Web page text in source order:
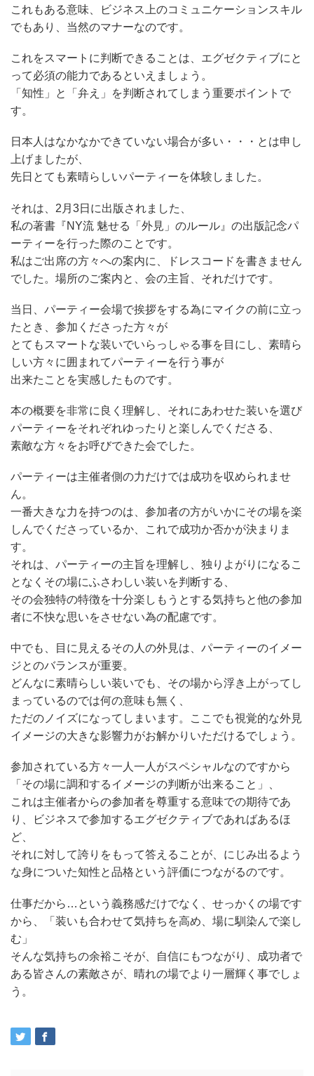
これもある意味、ビジネス上のコミュニケーションスキル
でもあり、当然のマナーなのです。
これをスマートに判断できることは、エグゼクティブにと
って必須の能力であるといえましょう。
「知性」と「弁え」を判断されてしまう重要ポイントで
す。
日本人はなかなかできていない場合が多い・・・とは申し
上げましたが、
先日とても素晴らしいパーティーを体験しました。
それは、2月3日に出版されました、
私の著書『NY流 魅せる「外見」のルール』の出版記念パ
ーティーを行った際のことです。
私はご出席の方々への案内に、ドレスコードを書きません
でした。場所のご案内と、会の主旨、それだけです。
当日、パーティー会場で挨拶をする為にマイクの前に立っ
たとき、参加くださった方々が
とてもスマートな装いでいらっしゃる事を目にし、素晴ら
しい方々に囲まれてパーティーを行う事が
出来たことを実感したものです。
本の概要を非常に良く理解し、それにあわせた装いを選び
パーティーをそれぞれゆったりと楽しんでくださる、
素敵な方々をお呼びできた会でした。
パーティーは主催者側の力だけでは成功を収められませ
ん。
一番大きな力を持つのは、参加者の方がいかにその場を楽
しんでくださっているか、これで成功か否かが決まりま
す。
それは、パーティーの主旨を理解し、独りよがりになるこ
となくその場にふさわしい装いを判断する、
その会独特の特徴を十分楽しもうとする気持ちと他の参加
者に不快な思いをさせない為の配慮です。
中でも、目に見えるその人の外見は、パーティーのイメー
ジとのバランスが重要。
どんなに素晴らしい装いでも、その場から浮き上がってし
まっているのでは何の意味も無く、
ただのノイズになってしまいます。ここでも視覚的な外見
イメージの大きな影響力がお解かりいただけるでしょう。
参加されている方々一人一人がスペシャルなのですから
「その場に調和するイメージの判断が出来ること」、
これは主催者からの参加者を尊重する意味での期待であ
り、ビジネスで参加するエグゼクティブであればあるほ
ど、
それに対して誇りをもって答えることが、にじみ出るよう
な身についた知性と品格という評価につながるのです。
仕事だから…という義務感だけでなく、せっかくの場です
から、「装いも合わせて気持ちを高め、場に馴染んで楽し
む」
そんな気持ちの余裕こそが、自信にもつながり、成功者で
ある皆さんの素敵さが、晴れの場でより一層輝く事でしょ
う。